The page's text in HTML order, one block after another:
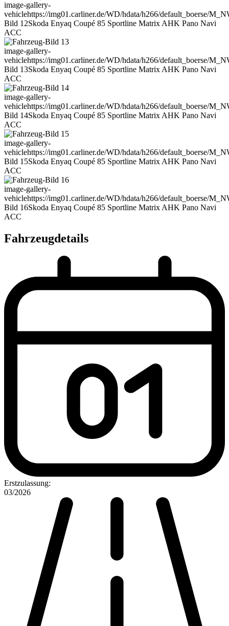
image-gallery-
vehiclehttps://img01.carliner.de/WD/hdata/h266/default_boerse/
Bild 12Skoda Enyaq Coupé 85 Sportline Matrix AHK Pano Navi
ACC
image-gallery-
vehiclehttps://img01.carliner.de/WD/hdata/h266/default_boerse/
Bild 13Skoda Enyaq Coupé 85 Sportline Matrix AHK Pano Navi
ACC
image-gallery-
vehiclehttps://img01.carliner.de/WD/hdata/h266/default_boerse/
Bild 14Skoda Enyaq Coupé 85 Sportline Matrix AHK Pano Navi
ACC
image-gallery-
vehiclehttps://img01.carliner.de/WD/hdata/h266/default_boerse/
Bild 15Skoda Enyaq Coupé 85 Sportline Matrix AHK Pano Navi
ACC
image-gallery-
vehiclehttps://img01.carliner.de/WD/hdata/h266/default_boerse/
Bild 16Skoda Enyaq Coupé 85 Sportline Matrix AHK Pano Navi
ACC
Fahrzeugdetails
Erstzulassung:
03/2026